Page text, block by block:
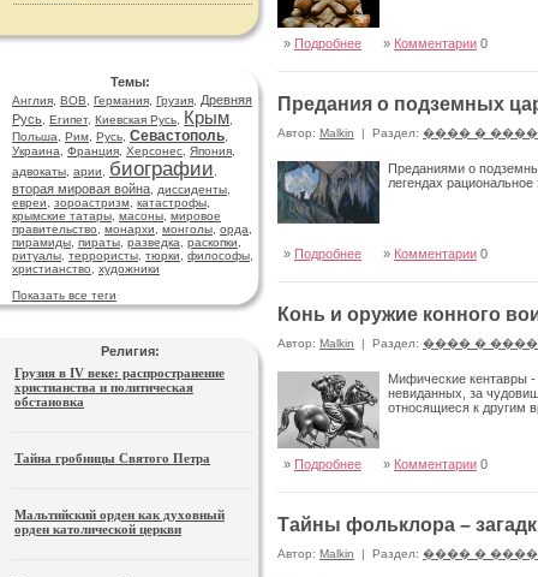
Темы:
Англия ВОВ Германия Грузия
Древняя
Русь Египет, Киевская Русь Крым
Польша
Рим Русь Севастополь
Украина
Франция Херсонес Япония
адвокаты арии биографии
вторая мировая война диссиденты
евреи
зороастризм катастрофы
крымские татары масоны мировое
правительство
монархи монголы орда
пирамиды пираты разведка раскопки
ритуалы террористы тюрки философы
христианство
художники
Показать все теги
Религия:
Грузия в IV веке: распространение
христианства и политическая
обстановка
Тайна гробницы Святого Петра
Мальтийский орден как духовный
орден католической церкви
» Подробнее » Комментарии 0
Предания о подземных
Автор: Malkin | Раздел: ���� �
Преданиями о
легендах
» Подробнее » Комментарии 0
Конь и оружие конного
Автор: Malkin | Раздел: ���� �
Мифические кентавры -
невиданных, за
относящиеся к другим
» Подробнее » Комментарии 0
Тайны фольклора –
Автор: Malkin | Раздел: ���� �